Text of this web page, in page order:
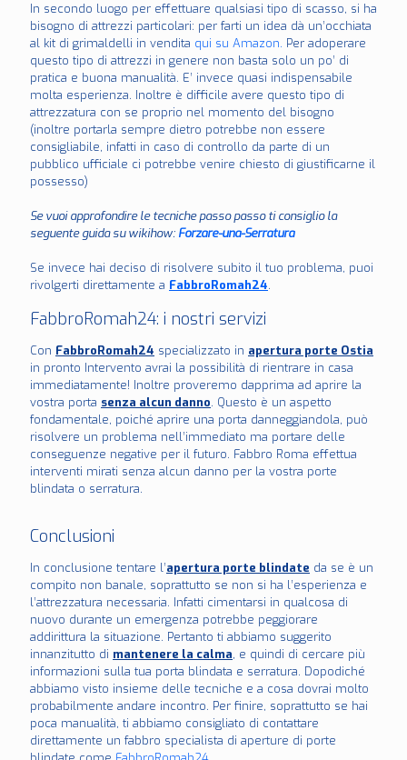
In secondo luogo per effettuare qualsiasi tipo di scasso, si ha
bisogno di attrezzi particolari: per farti un idea dà un’occhiata
al kit di grimaldelli in vendita qui su Amazon. Per adoperare
questo tipo di attrezzi in genere non basta solo un po’ di
pratica e buona manualità. E’ invece quasi indispensabile
molta esperienza. Inoltre è difficile avere questo tipo di
attrezzatura con se proprio nel momento del bisogno
(inoltre portarla sempre dietro potrebbe non essere
consigliabile, infatti in caso di controllo da parte di un
pubblico ufficiale ci potrebbe venire chiesto di giustificarne il
possesso)
Se vuoi approfondire le tecniche passo passo ti consiglio la
seguente guida su wikihow: Forzare-una-Serratura
Se invece hai deciso di risolvere subito il tuo problema, puoi
rivolgerti direttamente a FabbroRomah24.
FabbroRomah24: i nostri servizi
Con FabbroRomah24 specializzato in apertura porte Ostia
in pronto Intervento avrai la possibilità di rientrare in casa
immediatamente! Inoltre proveremo dapprima ad aprire la
vostra porta senza alcun danno. Questo è un aspetto
fondamentale, poiché aprire una porta danneggiandola, può
risolvere un problema nell’immediato ma portare delle
conseguenze negative per il futuro. Fabbro Roma effettua
interventi mirati senza alcun danno per la vostra porte
blindata o serratura.
Conclusioni
In conclusione tentare l’apertura porte blindate da se è un
compito non banale, soprattutto se non si ha l’esperienza e
l’attrezzatura necessaria. Infatti cimentarsi in qualcosa di
nuovo durante un emergenza potrebbe peggiorare
addirittura la situazione. Pertanto ti abbiamo suggerito
innanzitutto di mantenere la calma, e quindi di cercare più
informazioni sulla tua porta blindata e serratura. Dopodiché
abbiamo visto insieme delle tecniche e a cosa dovrai molto
probabilmente andare incontro. Per finire, soprattutto se hai
poca manualità, ti abbiamo consigliato di contattare
direttamente un fabbro specialista di aperture di porte